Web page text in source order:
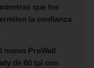
que los
la confianza
ProWall
de 60 tpi con